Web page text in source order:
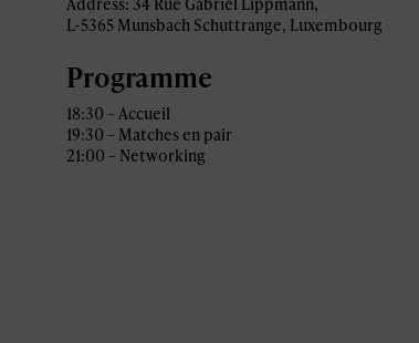
L-5365 Munsbach Schuttrange, Luxembourg
Programme
18:30 – Accueil
19:30 – Matches en pair
21:00 – Networking